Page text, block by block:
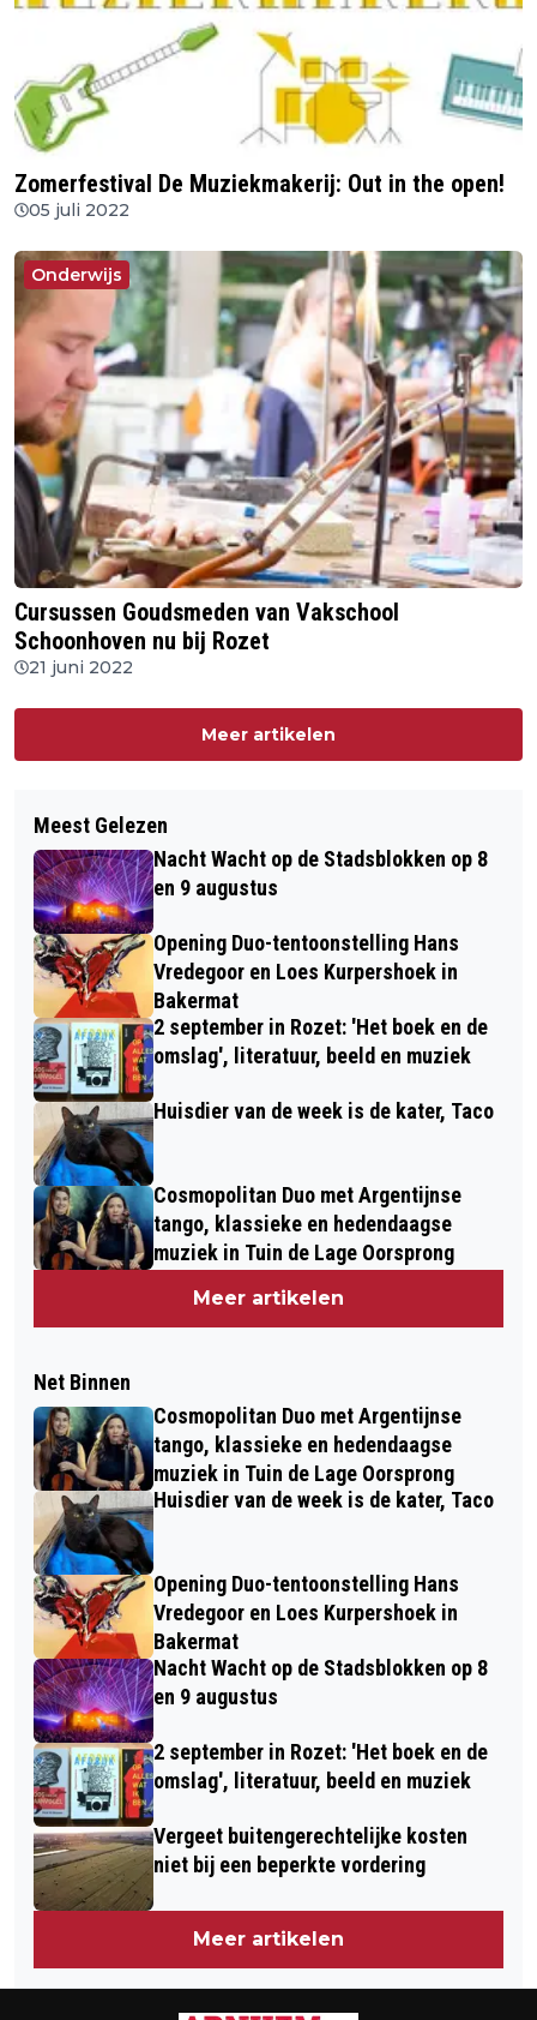
Zomerfestival De Muziekmakerij: Out in the open!
05 juli 2022
Onderwijs
Cursussen Goudsmeden van Vakschool
Schoonhoven nu bij Rozet
21 juni 2022
Meer artikelen
Meest Gelezen
Nacht Wacht op de Stadsblokken op 8
en 9 augustus
Opening Duo-tentoonstelling Hans
Vredegoor en Loes Kurpershoek in
Bakermat
2 september in Rozet: 'Het boek en de
omslag', literatuur, beeld en muziek
Huisdier van de week is de kater, Taco
Cosmopolitan Duo met Argentijnse
tango, klassieke en hedendaagse
muziek in Tuin de Lage Oorsprong
Meer artikelen
Net Binnen
Cosmopolitan Duo met Argentijnse
tango, klassieke en hedendaagse
muziek in Tuin de Lage Oorsprong
Huisdier van de week is de kater, Taco
Opening Duo-tentoonstelling Hans
Vredegoor en Loes Kurpershoek in
Bakermat
Nacht Wacht op de Stadsblokken op 8
en 9 augustus
2 september in Rozet: 'Het boek en de
omslag', literatuur, beeld en muziek
Vergeet buitengerechtelijke kosten
niet bij een beperkte vordering
Meer artikelen